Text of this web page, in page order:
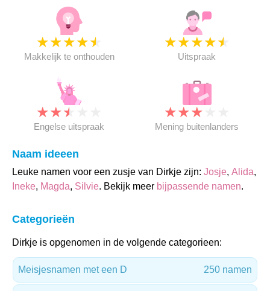
★★★★★
Makkelijk te onthouden
★★★★★
Uitspraak
★★★
Engelse uitspraak
★★★
Mening buitenlanders
Naam ideeen
Leuke namen voor een zusje van Dirkje zijn: Josje, Alida,
Ineke, Magda, Silvie. Bekijk meer bijpassende namen.
Categorieën
Dirkje is opgenomen in de volgende categorieen:
Meisjesnamen met een D 250 namen